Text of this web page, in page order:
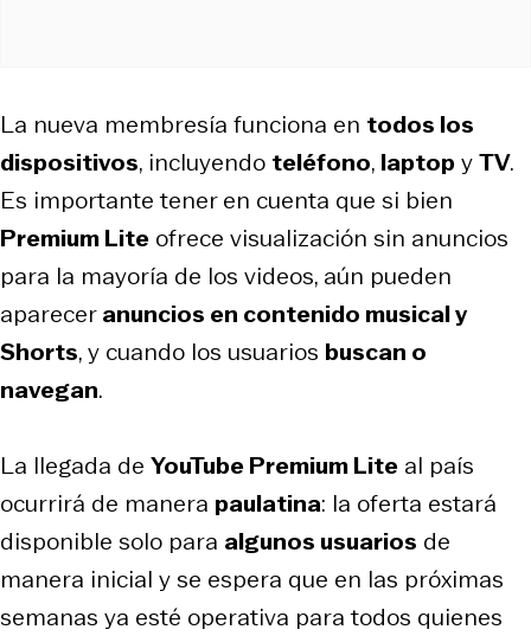
La nueva membresía funciona en todos los
dispositivos, incluyendo teléfono, laptop yTV.
Es importante tener en cuenta que si bien
Premium Lite ofrece visualización sin anuncios
para la mayoría de los videos, aún pueden
apareceranuncios en contenido musical y
Shorts, y cuando los usuarios buscan o
navegan.
La llegada de YouTube Premium Lite al país
ocurrirá de manera paulatina: la oferta estará
disponible solo para algunos usuarios de
manera inicial y se espera que en las próximas
semanas ya esté operativa para todos quienes